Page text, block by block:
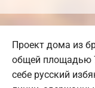
Проект дома из
общей площадью
себе русский